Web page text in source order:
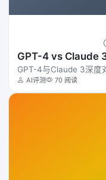
GPT-4 vs Claude
GPT-4与Claude 3深度
AI评测 70 阅读